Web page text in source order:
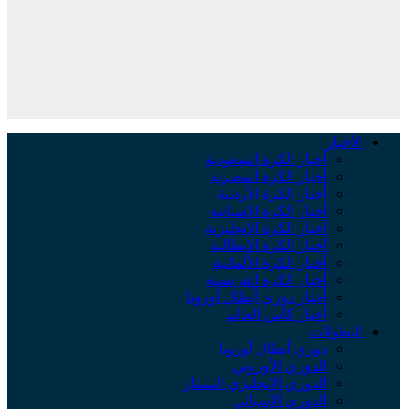
الأخبار
أخبار الكرة السعودية
أخبار الكرة المصرية
أخبار الكرة الأردنية
أخبار الكرة الإسبانية
أخبار الكرة الإنجليزية
أخبار الكرة الإيطالية
أخبار الكرة الألمانية
أخبار الكرة الفرنسية
أخبار دوري أبطال أوروبا
أخبار كأس العالم
البطولات
دوري أبطال أوروبا
الدوري الأوروبي
الدوري الإنجليزي الممتاز
الدوري الإسباني